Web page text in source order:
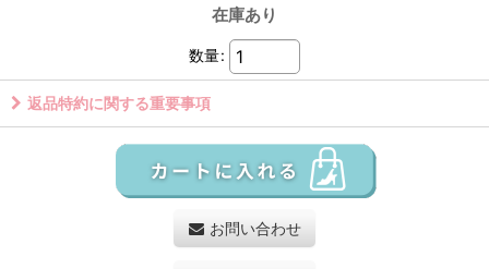
在庫あり
数量:
返品特約に関する重要事項
お問い合わせ